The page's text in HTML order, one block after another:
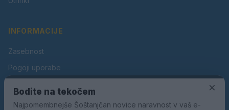
INFORMACIJE
Zasebnost
Pogoji uporabe
Oglaševanje
×
Bodite na tekočem
Najpomembnejše Šoštanjčan novice naravnost v vaš e-